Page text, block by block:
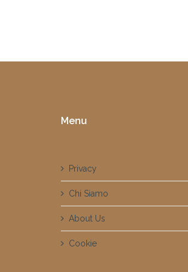
Menu
Privacy
Chi Siamo
About Us
Cookie